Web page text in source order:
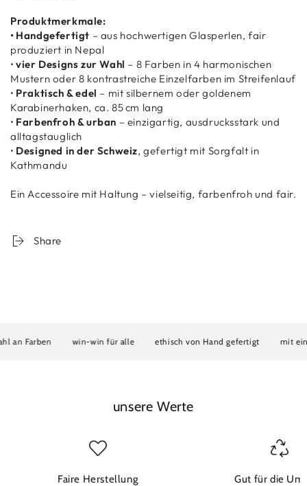
Produktmerkmale:
• Handgefertigt – aus hochwertigen Glasperlen, fair
produziert in Nepal
•vier Designs zur Wahl – 8 Farben in 4 harmonischen
Mustern oder 8 kontrastreiche Einzelfarben im Streifenlauf
• Praktisch & edel – mit silbernem oder goldenem
Karabinerhaken, ca. 85 cm lang
• Farbenfroh & urban – einzigartig, ausdrucksstark und
alltagstauglich
• Designed in der Schweiz, gefertigt mit Sorgfalt in
Kathmandu
Ein Accessoire mit Haltung – vielseitig, farbenfroh und fair.
Share
Farben win-win für alle ethisch von Hand gefertigt mit
unsere Werte
Faire Herstellung Gut für die